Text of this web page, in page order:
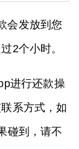
会发放到您
2个小时。
进行还款操
系方式，如
碰到，请不